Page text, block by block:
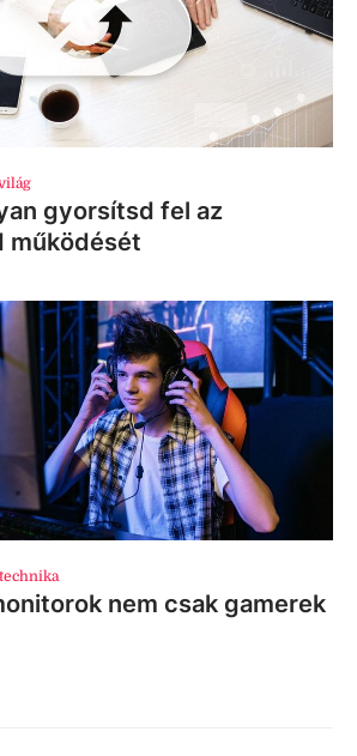
gyorsítsd fel az
működését
nem csak gamerek